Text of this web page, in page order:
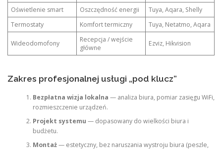
Oświetlenie smart Oszczędność energii
Tuya, Aqara, Shelly
Termostaty
Komfort termiczny Tuya, Netatmo, Aqara
Wideodomofony
Recepcja / wejście
główne
Ezviz, Hikvision
Zakres profesjonalnej usługi „pod klucz”
Bezpłatna wizja lokalna — analiza biura, pomiar zasięgu WiFi,
rozmieszczenie urządzeń.
Projekt systemu — dopasowany do wielkości biura i
budżetu.
Montaż— estetyczny, bez naruszania wystroju biura (peszle,